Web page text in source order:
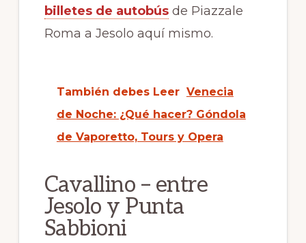
billetes de autobúsde Piazzale
Roma a Jesolo aquí mismo.
También debes Leer Venecia
de Noche: ¿Qué hacer? Góndola
de Vaporetto, Tours y Opera
Cavallino – entre
Jesolo y Punta
Sabbioni